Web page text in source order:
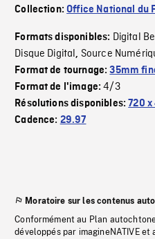
Collection:Office National du
Formats disponibles: Digital
Disque Digital, Source
Format de tournage:35mm
Format de l'image:4/3
Résolutions disponibles:720 x
Cadence: 29.97
Moratoire sur les contenus
Conformément au Plan
développés par imagineNATIVE